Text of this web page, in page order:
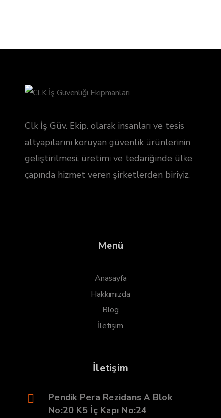
Clk İş Güv. Ekip. olarak insanları ve tesis
altyapılarını koruyan güvenlik ürünlerinin
geliştirilmesi, üretimi ve tedariğinde ülke
çapında hizmet veren şirketlerden biriyiz.
Menü
Anasayfa
Hakkımızda
Blog
İletişim
İletişim
Pendik Pera Rezidans A Blok
No:20 K5 İç Kapı No:24